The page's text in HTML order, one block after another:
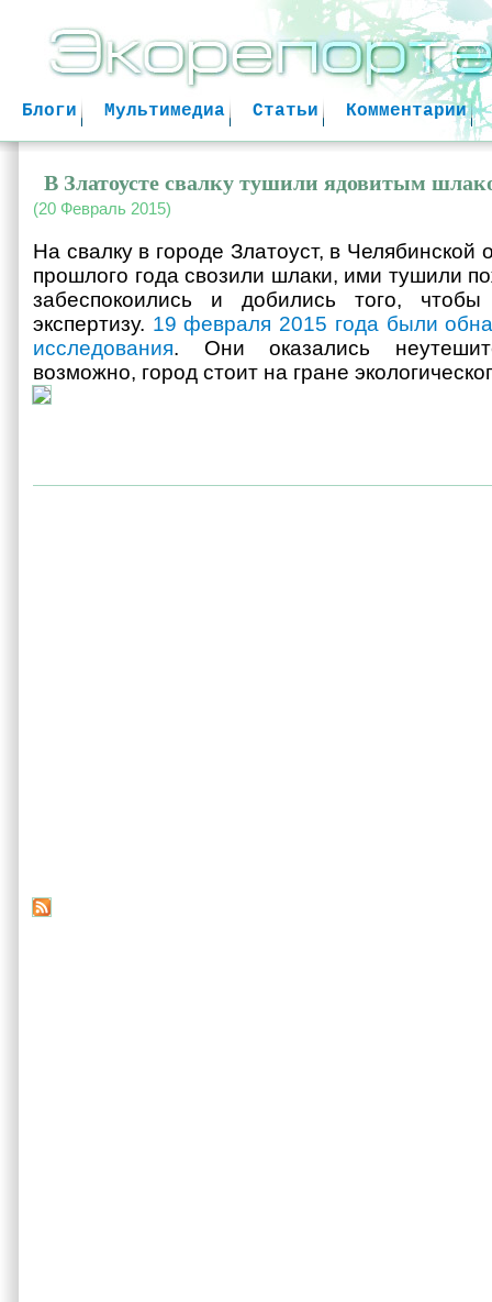
Комментарии
Статьи
Мультимедиа
Блоги
В Златоусте свалку тушили ядовитым
(20 Февраль 2015)
На свалку в городе Златоуст, в Челябинской
прошлого года свозили шлаки, ими тушили
забеспокоились и добились того,
экспертизу. 19 февраля 2015 года были
исследования. Они оказались
возможно, город стоит на гране